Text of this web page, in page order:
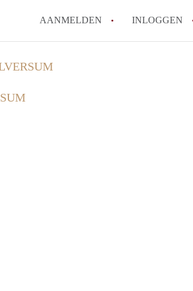
AANMELDEN INLOGGEN